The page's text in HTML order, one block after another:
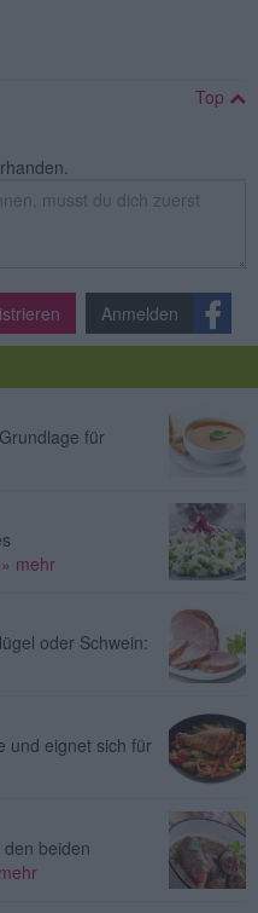
Top
Anmelden
für
» mehr
oder Schwein:
und eignet sich für
beiden